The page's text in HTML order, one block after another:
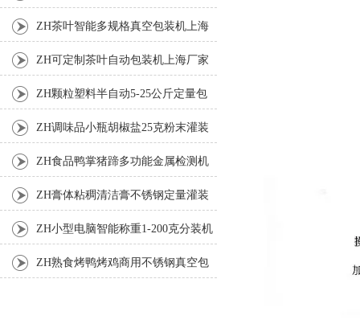
ZH茶叶智能多规格真空包装机上海
厂家 ZH可定制茶叶自动包装机上海厂家
ZH颗粒塑料半自动5-25公斤定量包
装机 ZH调味品小瓶胡椒盐25克粉末灌装
ZH食品鸭掌猪蹄多功能金属检测机
ZH膏体粘稠清洁膏不锈钢定量灌装
机厂家 ZH小型电脑智能称重1-200克分装机
ZH熟食烤鸭烤鸡商用不锈钢真空包